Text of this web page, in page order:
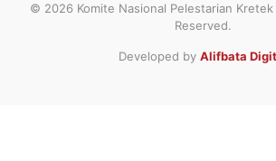
© 2026 Komite Nasional Pelestarian Kretek
Reserved.
Developed by Alifbata